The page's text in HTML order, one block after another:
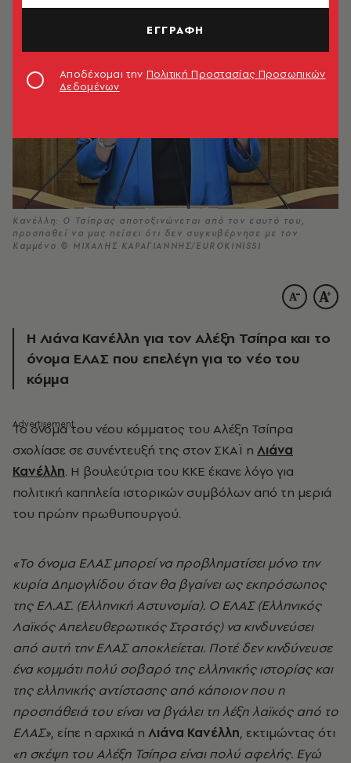
Κανέλλη: Ο Τσίπρας αποτοξινώνεται από τον εαυτό του,
προσπαθεί να μας πείσει ότι δεν συγκυβέρνησε με τον
Καμμένο © ΜΙΧΑΛΗΣ ΚΑΡΑΓΙΑΝΝΗΣ/EUROKINISSI
Η Λιάνα Κανέλλη για τον Αλέξη Τσίπρα και το
όνομα ΕΛΑΣ που επελέγη για το νέο του
κόμμα
Το όνομα του νέου κόμματος του Αλέξη Τσίπρα
σχολίασε σε συνέντευξή της στον ΣΚΑΪ η Λιάνα
Κανέλλη. Η βουλεύτρια του ΚΚΕ έκανε λόγο για
πολιτική καπηλεία ιστορικών συμβόλων από τη μεριά
του πρώην πρωθυπουργού.
«Το όνομα ΕΛΑΣ μπορεί να προβληματίσει μόνο την
κυρία Δημογλίδου όταν θα βγαίνει ως εκπρόσωπος
της ΕΛ.ΑΣ. (Ελληνική Αστυνομία). Ο ΕΛΑΣ (Ελληνικός
Λαϊκός Απελευθερωτικός Στρατός) να κινδυνεύσει
από αυτή την ΕΛΑΣ αποκλείεται. Ποτέ δεν κινδύνευσε
ένα κομμάτι πολύ σοβαρό της ελληνικής ιστορίας και
της ελληνικής αντίστασης από κάποιον που η
προσπάθειά του είναι να βγάλει τη λέξη λαϊκός από το
ΕΛΑΣ», είπε η αρχικά η Λιάνα Κανέλλη, εκτιμώντας ότι
«η σκέψη του Αλέξη Τσίπρα είναι πολύ αφελής. Εγώ
ΕΓΓΡΑΦΗ
Αποδέχομαι την Πολιτική Προστασίας Προσωπικών
Δεδομένων